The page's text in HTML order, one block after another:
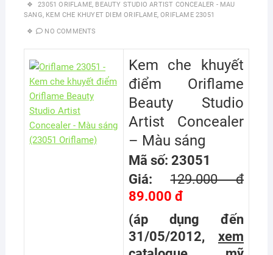
23051 ORIFLAME, BEAUTY STUDIO ARTIST CONCEALER - MAU
SANG, KEM CHE KHUYET DIEM ORIFLAME,ORIFLAME 23051
NO COMMENTS
Kem che khuyết
điểm Oriflame
Beauty Studio
Artist Concealer
– Màu sáng
Mã số: 23051
Giá:129.000 đ
89.000 đ
(áp dụng đến
31/05/2012, xem